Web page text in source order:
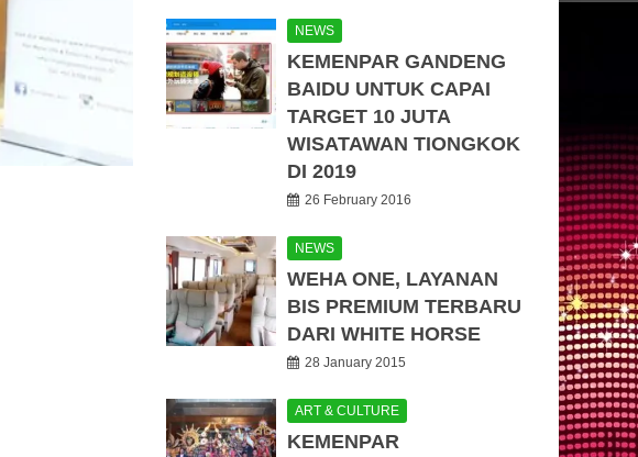
NEWS
KEMENPAR GANDENG
BAIDU UNTUK CAPAI
TARGET 10 JUTA
WISATAWAN TIONGKOK
DI 2019
26 February 2016
NEWS
WEHA ONE, LAYANAN
BIS PREMIUM TERBARU
DARI WHITE HORSE
28 January 2015
ART & CULTURE
KEMENPAR